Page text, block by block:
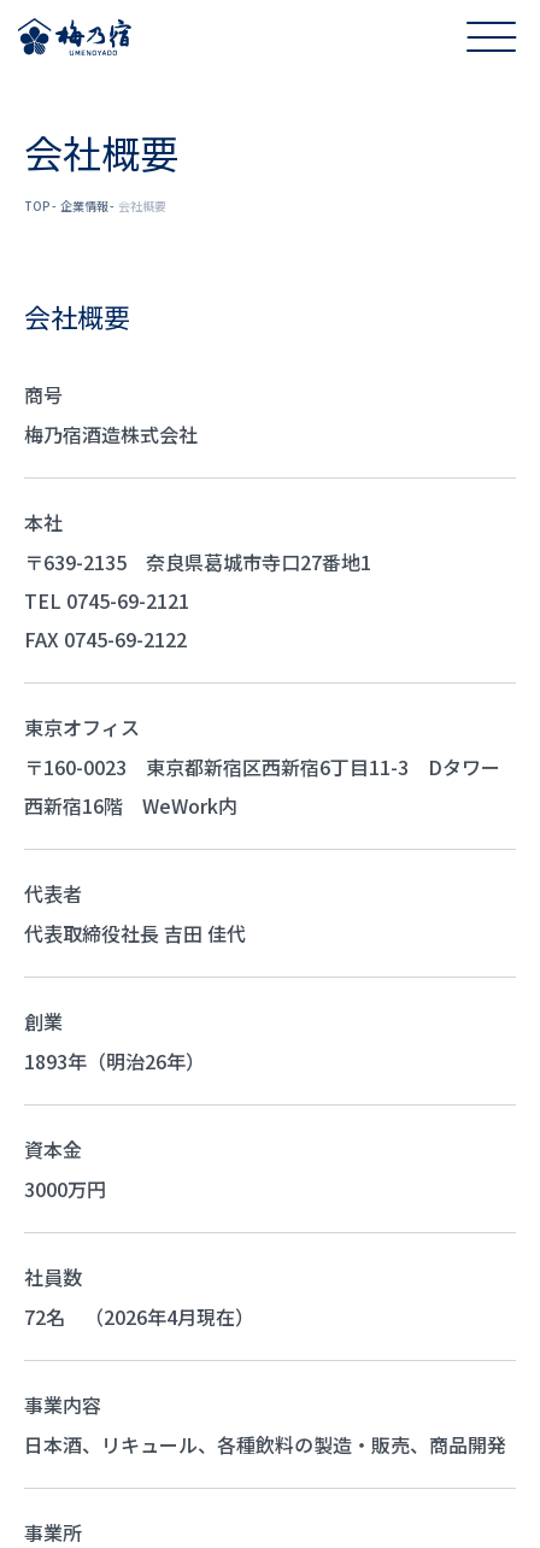
会社概要
TOP 企業情報 会社概要
会社概要
商号
梅乃宿酒造株式会社
本社
〒639-2135 奈良県葛城市寺口27番地1
TEL 0745-69-2121
FAX 0745-69-2122
東京オフィス
〒160-0023 東京都新宿区西新宿6丁目11-3 Dタワー
西新宿16階 WeWork内
代表者
代表取締役社長 吉田 佳代
創業
1893年（明治26年）
資本金
3000万円
社員数
72名 （2026年4月現在）
事業内容
日本酒、リキュール、各種飲料の製造・販売、商品開発
事業所